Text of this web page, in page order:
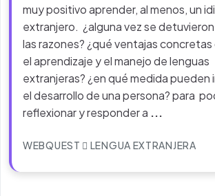
muy positivo aprender, al menos, un
extranjero. ¿alguna vez se detuvieron
las razones? ¿qué ventajas
el aprendizaje y el manejo de lenguas
extranjeras? ¿en qué medida pueden
el desarrollo de una persona? para
reflexionar y responder a ...
WEBQUEST LENGUA EXTRANJERA